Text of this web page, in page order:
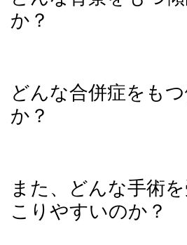
か？
どんな合併症をも
か？
また、どんな手術
こりやすいのか？